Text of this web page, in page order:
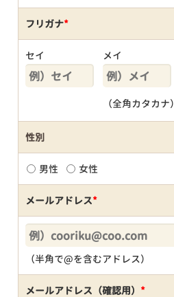
フリガナ*
セイ メイ
（全角カタカナ）
性別
男性 女性
メールアドレス*
（半角で@を含むアドレス）
メールアドレス（確認用） *